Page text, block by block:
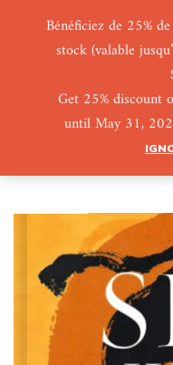
Bénéficiez de 25%
stock (valable
Get 25% discount
until May 31,